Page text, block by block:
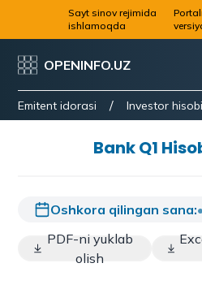
Sayt sinov rejimida
ishlamoqda
OPENINFO.UZ
Emitent idorasi / Investor hisobi
Bank Q1
Oshkora qilingan sana:•
PDF-ni yuklab
olish